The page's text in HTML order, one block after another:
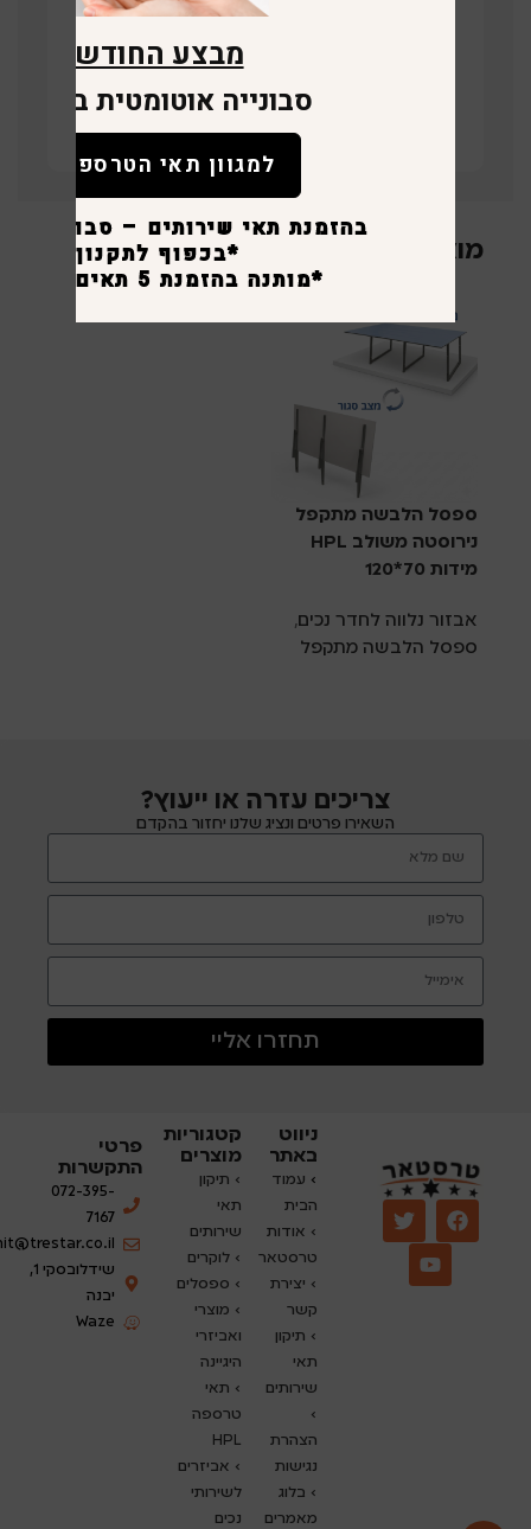
מוצרים קשורים
ספסל הלבשה מתקפל
נירוסטה משולב HPL
מידות 70*120
אבזור נלווה לחדר נכים,
ספסל הלבשה מתקפל
צריכים עזרה או ייעוץ?
השאירו פרטים ונציג שלנו יחזור בהקדם
תחזרו אליי
ניווט
באתר
› עמוד
הבית
› אודות
טרסטאר
› יצירת
קשר
› תיקון
תאי
שירותים
›
הצהרת
נגישות
› בלוג
מאמרים
קטגוריות
מוצרים
› תיקון
תאי
שירותים
›לוקרים
› ספסלים
› מוצרי
ואביזרי
היגיינה
› תאי
טרספה
HPL
› אביזרים
לשירותי
נכים
פרטי
התקשרות
072-395-
7167
שידלובסקי 1,
יבנה
Waze
מבצע החודש
סבונייה אוטומטית במתנה
למגוון תאי הטרספה
בהזמנת תאי שירותים – סבונייה
*בכפוף לתקנון
*מותנה בהזמנת 5 תאים ומעלה.